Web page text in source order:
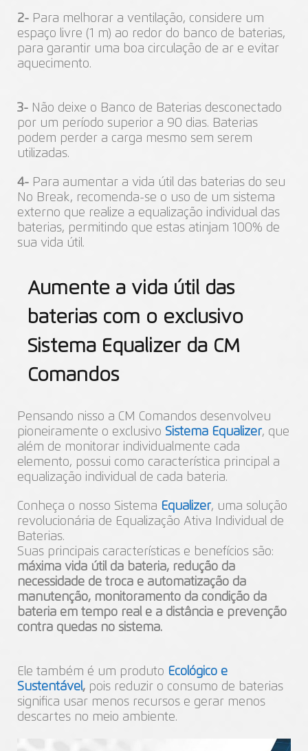
2- Para melhorar a ventilação, considere um
espaço livre (1 m) ao redor do banco de baterias,
para garantir uma boa circulação de ar e evitar
aquecimento.
3- Não deixe o Banco de Baterias desconectado
por um período superior a 90 dias. Baterias
podem perder a carga mesmo sem serem
utilizadas.
4- Para aumentar a vida útil das baterias do seu
No Break, recomenda-se o uso de um sistema
externo que realize a equalização individual das
baterias, permitindo que estas atinjam 100% de
sua vida útil.
Aumente a vida útil das
baterias com o exclusivo
Sistema Equalizer da CM
Comandos
Pensando nisso a CM Comandos desenvolveu
pioneiramente o exclusivo Sistema Equalizer, que
além de monitorar individualmente cada
elemento, possui como característica principal a
equalização individual de cada bateria.
Conheça o nosso Sistema Equalizer, uma solução
revolucionária de Equalização Ativa Individual de
Baterias.
Suas principais características e benefícios são:
máxima vida útil da bateria, redução da
necessidade de troca e automatização da
manutenção, monitoramento da condição da
bateria em tempo real e a distância e prevenção
contra quedas no sistema.
Ele também é um produto Ecológico e
Sustentável, pois reduzir o consumo de baterias
significa usar menos recursos e gerar menos
descartes no meio ambiente.